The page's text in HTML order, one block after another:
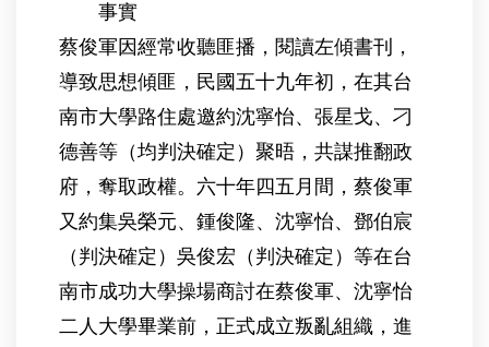
事實
蔡俊軍因經常收聽匪播，閱讀左傾書刊，
導致思想傾匪，民國五十九年初，在其台
南市大學路住處邀約沈寧怡、張星戈、刁
德善等（均判決確定）聚晤，共謀推翻政
府，奪取政權。六十年四五月間，蔡俊軍
又約集吳榮元、鍾俊隆、沈寧怡、鄧伯宸
（判決確定）吳俊宏（判決確定）等在台
南市成功大學操場商討在蔡俊軍、沈寧怡
二人大學畢業前，正式成立叛亂組織，進